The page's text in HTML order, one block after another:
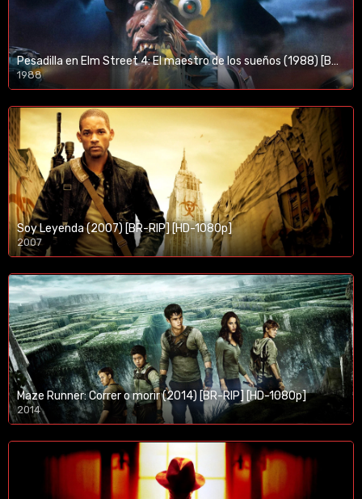
Pesadilla en Elm Street 4: El maestro de los sueños (1988) [BR-RIP] [HD-1080p]
1988
Soy Leyenda (2007) [BR-RIP] [HD-1080p]
2007
1080p/720p
Maze Runner: Correr o morir (2014) [BR-RIP] [HD-1080p]
2014
1080p/720p